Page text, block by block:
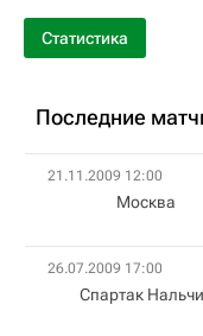
Статистика
Последние
21.11.2009 12:00
Москва
26.07.2009 17:00
Спартак